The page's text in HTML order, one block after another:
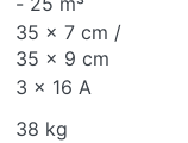
35 x 7 cm /
35 x 9 cm
3 x 16 A
38 kg